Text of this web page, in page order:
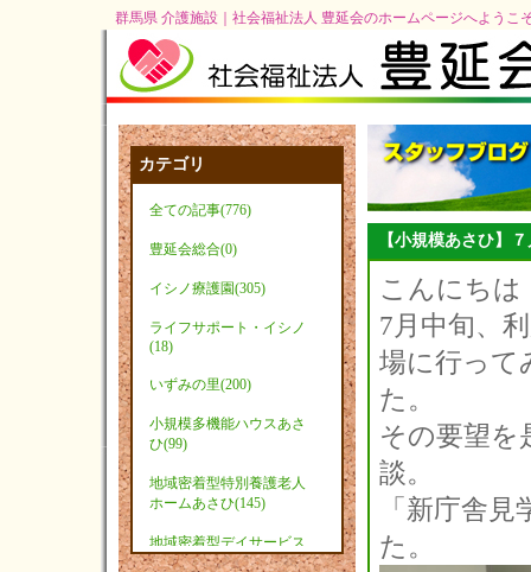
群馬県 介護施設｜社会福祉法人 豊延会のホームページへようこ
カテゴリ
全ての記事(776)
豊延会総合(0)
イシノ療護園(305)
ライフサポート・イシノ
(18)
いずみの里(200)
小規模多機能ハウスあさ
ひ(99)
地域密着型特別養護老人
ホームあさひ(145)
地域密着型デイサービス
あさひ(9)
【小規模あさひ】
こんにち
7月中旬、
場に行って
た。
その要望を
談。
「新庁舎
た。